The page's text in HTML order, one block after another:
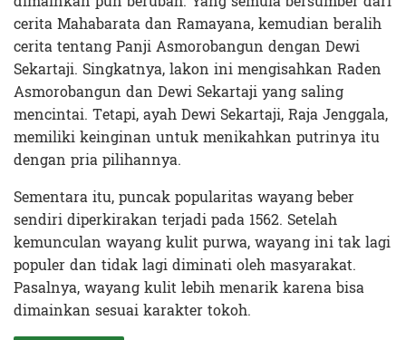
cerita Mahabarata dan Ramayana, kemudian beralih
cerita tentang Panji Asmorobangun dengan Dewi
Sekartaji. Singkatnya, lakon ini mengisahkan Raden
Asmorobangun dan Dewi Sekartaji yang saling
mencintai. Tetapi, ayah Dewi Sekartaji, Raja Jenggala,
memiliki keinginan untuk menikahkan putrinya itu
dengan pria pilihannya.
Sementara itu, puncak popularitas wayang beber
sendiri diperkirakan terjadi pada 1562. Setelah
kemunculan wayang kulit purwa, wayang ini tak lagi
populer dan tidak lagi diminati oleh masyarakat.
Pasalnya, wayang kulit lebih menarik karena bisa
dimainkan sesuai karakter tokoh.